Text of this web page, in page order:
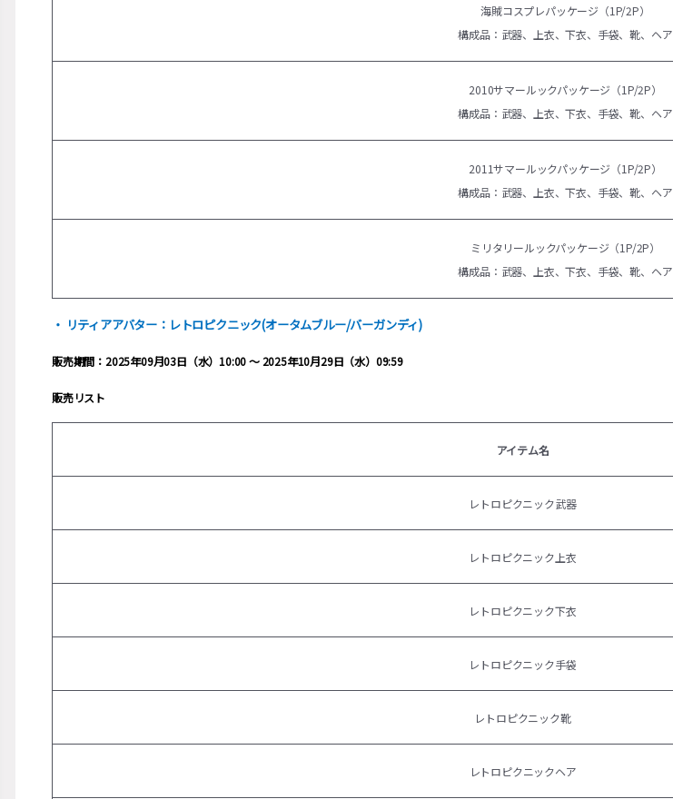
海賊コスプレパッケージ（1P/2P）
構成品：武器、上衣、下衣、手袋、靴、ヘア
2010サマールックパッケージ（1P/2P）
構成品：武器、上衣、下衣、手袋、靴、ヘア
2011サマールックパッケージ（1P/2P）
構成品：武器、上衣、下衣、手袋、靴、ヘア
ミリタリールックパッケージ（1P/2P）
構成品：武器、上衣、下衣、手袋、靴、ヘア
・ リティアアバター：レトロピクニック(オータムブルー/バーガンディ)
販売期間：2025年09月03日（水）10:00 ～ 2025年10月29日（水）09:59
販売リスト
アイテム名
レトロピクニック武器
レトロピクニック上衣
レトロピクニック下衣
レトロピクニック手袋
レトロピクニック靴
レトロピクニックヘア